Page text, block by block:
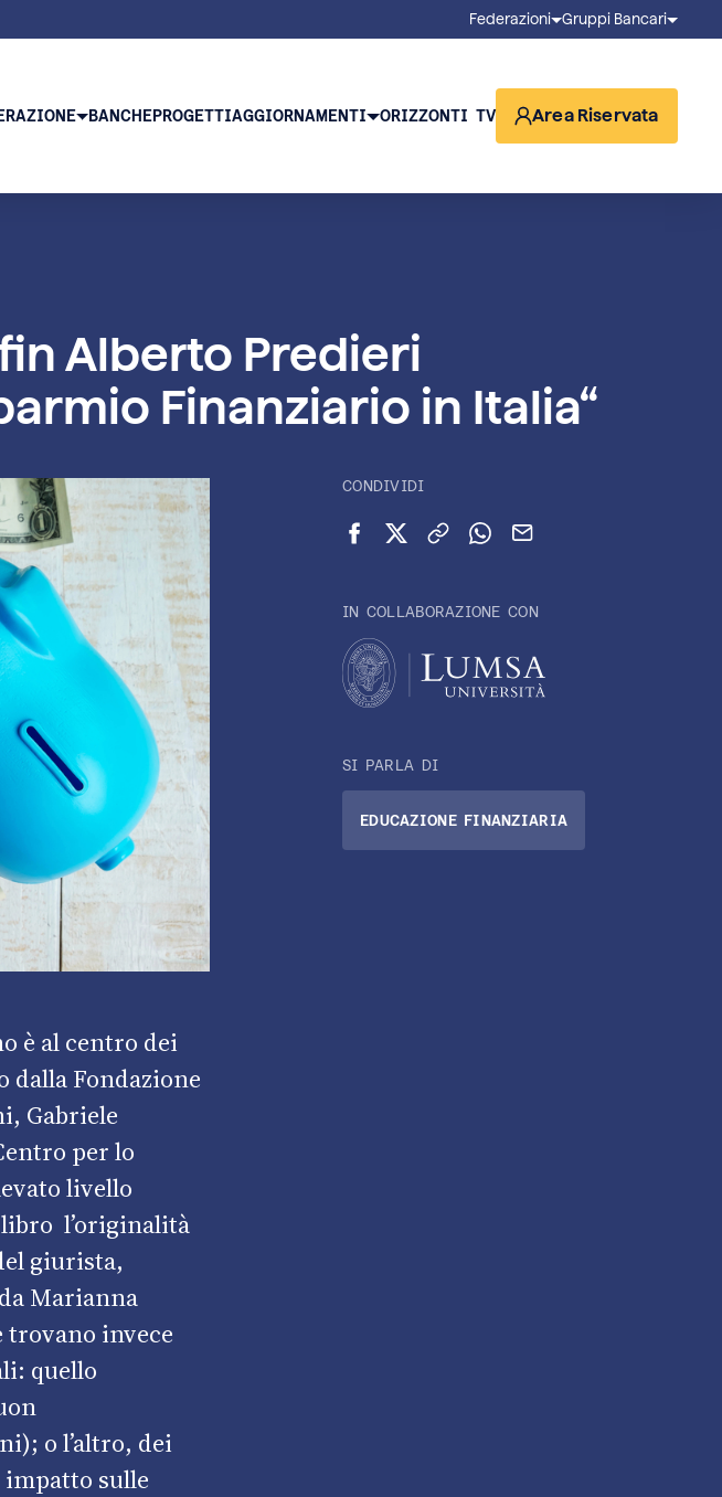
Federazioni Gruppi Bancari
BANCHEPROGETTIAGGIORNAMENTI ORIZZONTI TV Area Riservata
Alberto Predieri
Finanziario in Italia“
è al centro dei
dalla Fondazione
Gabriele
per lo
livello
l’originalità
giurista,
Marianna
invece
quello
o l’altro, dei
sulle
CONDIVIDI
Condividi su Facebook
Condividi su X (Twitter)
Copia link
Condividi su WhatsApp
Invia via email
IN COLLABORAZIONE CON
SI PARLA DI
EDUCAZIONE FINANZIARIA